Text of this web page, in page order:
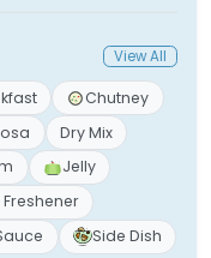
View All
Chutney
Dry Mix
Jelly
Side Dish